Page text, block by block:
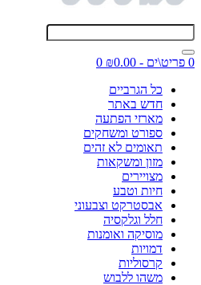
0 פריט\ים - ₪0.00
0
כל הגרביים
חדש באתר
מארזי הפתעה
ספורט ומשחקים
תאומים לא זהים
מזון ומשקאות
מצויירים
חיות וטבע
אבסטרקט וצבעוני
חלל וגלקסיה
מוסיקה ואומנות
דמויות
קרסוליות
משהו ללבוש